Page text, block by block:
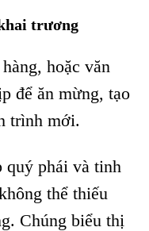
trương
hoặc văn
để ăn mừng, tạo
trình mới.
quý phái và tinh
thể thiếu
Chúng biểu thị